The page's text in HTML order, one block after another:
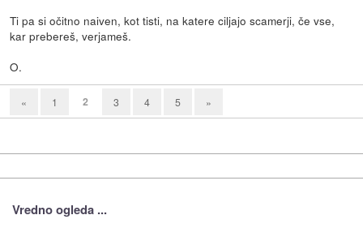
Ti pa si očitno naiven, kot tisti, na katere ciljajo scamerji, če vse,
kar prebereš, verjameš.
O.
« 1 2 3 4 5 »
Vredno ogleda ...